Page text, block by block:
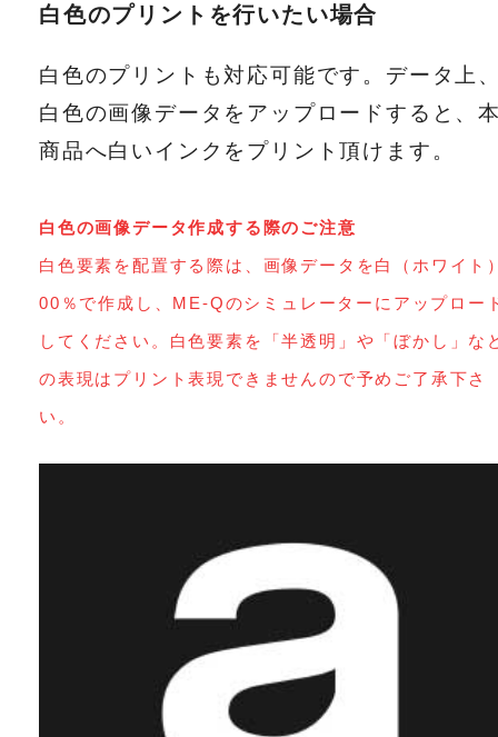
白色のプリントを行いたい場合
白色のプリントも対応可能です。データ上
白色の画像データをアップロードすると、
商品へ白いインクをプリント頂けます。
白色の画像データ作成する際のご注意
白色要素を配置する際は、画像データを白（ホワイト
00％で作成し、ME-Qのシミュレーターにアップロー
してください。白色要素を「半透明」や「ぼかし」な
の表現はプリント表現できませんので予めご了承下さ
い。